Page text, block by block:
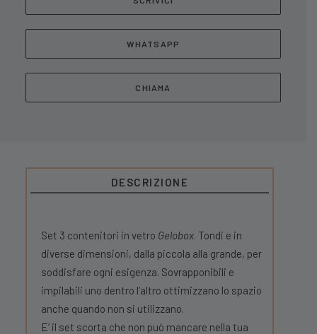
WHATSAPP
CHIAMA
DESCRIZIONE
Set 3 contenitori in vetro Gelobox. Tondi e in
diverse dimensioni, dalla piccola alla grande, per
soddisfare ogni esigenza. Sovrapponibili e
impilabili uno dentro l’altro ottimizzano lo spazio
anche quando non si utilizzano.
E’ il set scorta che non può mancare nella tua